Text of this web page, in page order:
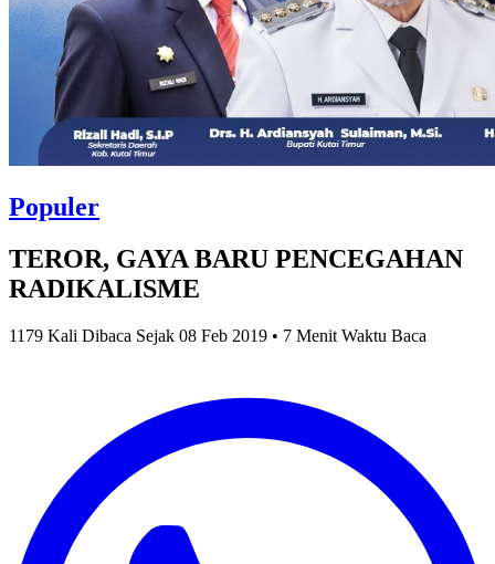
Populer
TEROR, GAYA BARU PENCEGAHAN
RADIKALISME
1179 Kali Dibaca Sejak 08 Feb 2019 • 7 Menit Waktu Baca